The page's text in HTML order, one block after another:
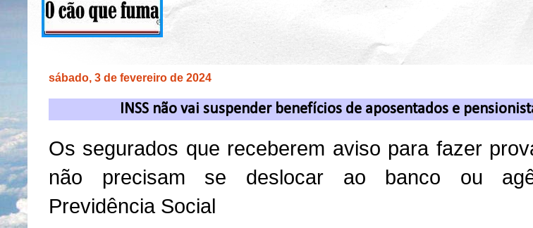
sábado, 3 de fevereiro de 2024
INSS não vai suspender benefícios de aposentados e
Os segurados que receberem aviso para fazer
não precisam se deslocar ao banco ou
Previdência Social